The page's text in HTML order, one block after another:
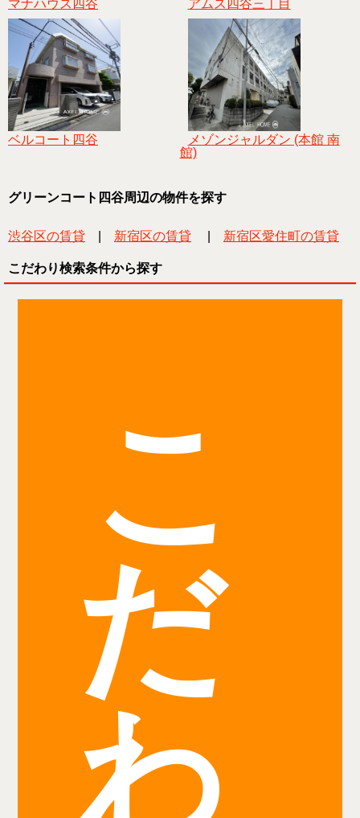
マナハウス四谷 アムス四谷三丁目
ベルコート四谷
メゾンジャルダン (本館 南
館)
グリーンコート四谷周辺の物件を探す
渋谷区の賃貸 新宿区の賃貸 新宿区愛住町の賃貸
こだわり検索条件から探す
こ
だ
わ